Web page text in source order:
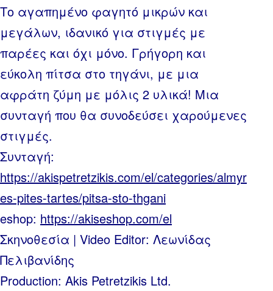
Το αγαπημένο φαγητό μικρών και
μεγάλων, ιδανικό για στιγμές με
παρέες και όχι μόνο. Γρήγορη και
εύκολη πίτσα στο τηγάνι, με μια
αφράτη ζύμη με μόλις 2 υλικά! Μια
συνταγή που θα συνοδεύσει χαρούμενες
στιγμές.
Συνταγή:
https://akispetretzikis.com/el/categories/almyr
es-pites-tartes/pitsa-sto-thgani
eshop: https://akiseshop.com/el
Σκηνοθεσία | Video Editor: Λεωνίδας
Πελιβανίδης
Production: Akis Petretzikis Ltd.